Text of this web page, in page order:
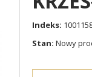
Indeks:
Stan: Nowy